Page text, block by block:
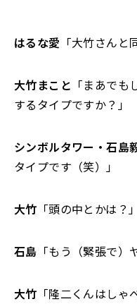
はるな愛 「大竹さんと
大竹まこと 「まあで
するタイプですか？」
シンボルタワー・石島
タイプです（笑）」
大竹 「頭の中とかは？」
石島 「もう（緊張で）
大竹 「隆二くんはし